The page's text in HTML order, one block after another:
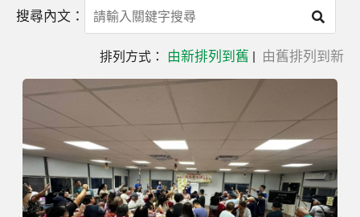
搜尋內文：
排列方式： 由新排列到舊 | 由舊排列到新